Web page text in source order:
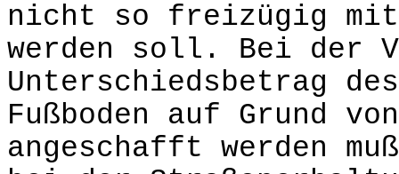
nicht so freizügig mit
werden soll. Bei der
Unterschiedsbetrag
Fußboden auf Grund
angeschafft werden